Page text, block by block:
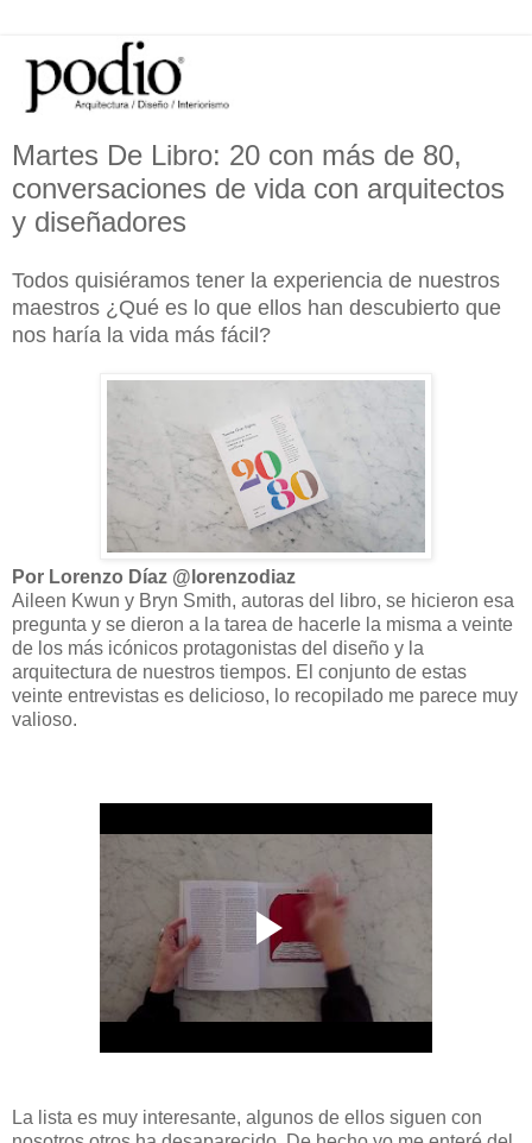
Martes De Libro: 20 con más de 80,
conversaciones de vida con arquitectos
y diseñadores
Todos quisiéramos tener la experiencia de nuestros
maestros ¿Qué es lo que ellos han descubierto que
nos haría la vida más fácil?
Por Lorenzo Díaz @lorenzodiaz
Aileen Kwun y Bryn Smith, autoras del libro, se hicieron esa
pregunta y se dieron a la tarea de hacerle la misma a veinte
de los más icónicos protagonistas del diseño y la
arquitectura de nuestros tiempos. El conjunto de estas
veinte entrevistas es delicioso, lo recopilado me parece muy
valioso.
La lista es muy interesante, algunos de ellos siguen con